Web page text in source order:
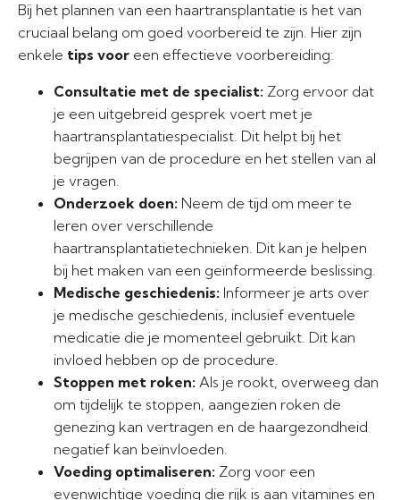
Bij het plannen van een haartransplantatie is het van
cruciaal belang om goed voorbereid te zijn. Hier zijn
enkele tips voor een effectieve voorbereiding:
Consultatie met de specialist: Zorg ervoor dat
je een uitgebreid gesprek voert met je
haartransplantatiespecialist. Dit helpt bij het
begrijpen van de procedure en het stellen van al
je vragen.
Onderzoek doen: Neem de tijd om meer te
leren over verschillende
haartransplantatietechnieken. Dit kan je helpen
bij het maken van een geïnformeerde beslissing.
Medische geschiedenis: Informeer je arts over
je medische geschiedenis, inclusief eventuele
medicatie die je momenteel gebruikt. Dit kan
invloed hebben op de procedure.
Stoppen met roken: Als je rookt, overweeg dan
om tijdelijk te stoppen, aangezien roken de
genezing kan vertragen en de haargezondheid
negatief kan beïnvloeden.
Voeding optimaliseren: Zorg voor een
evenwichtige voeding die rijk is aan vitamines en